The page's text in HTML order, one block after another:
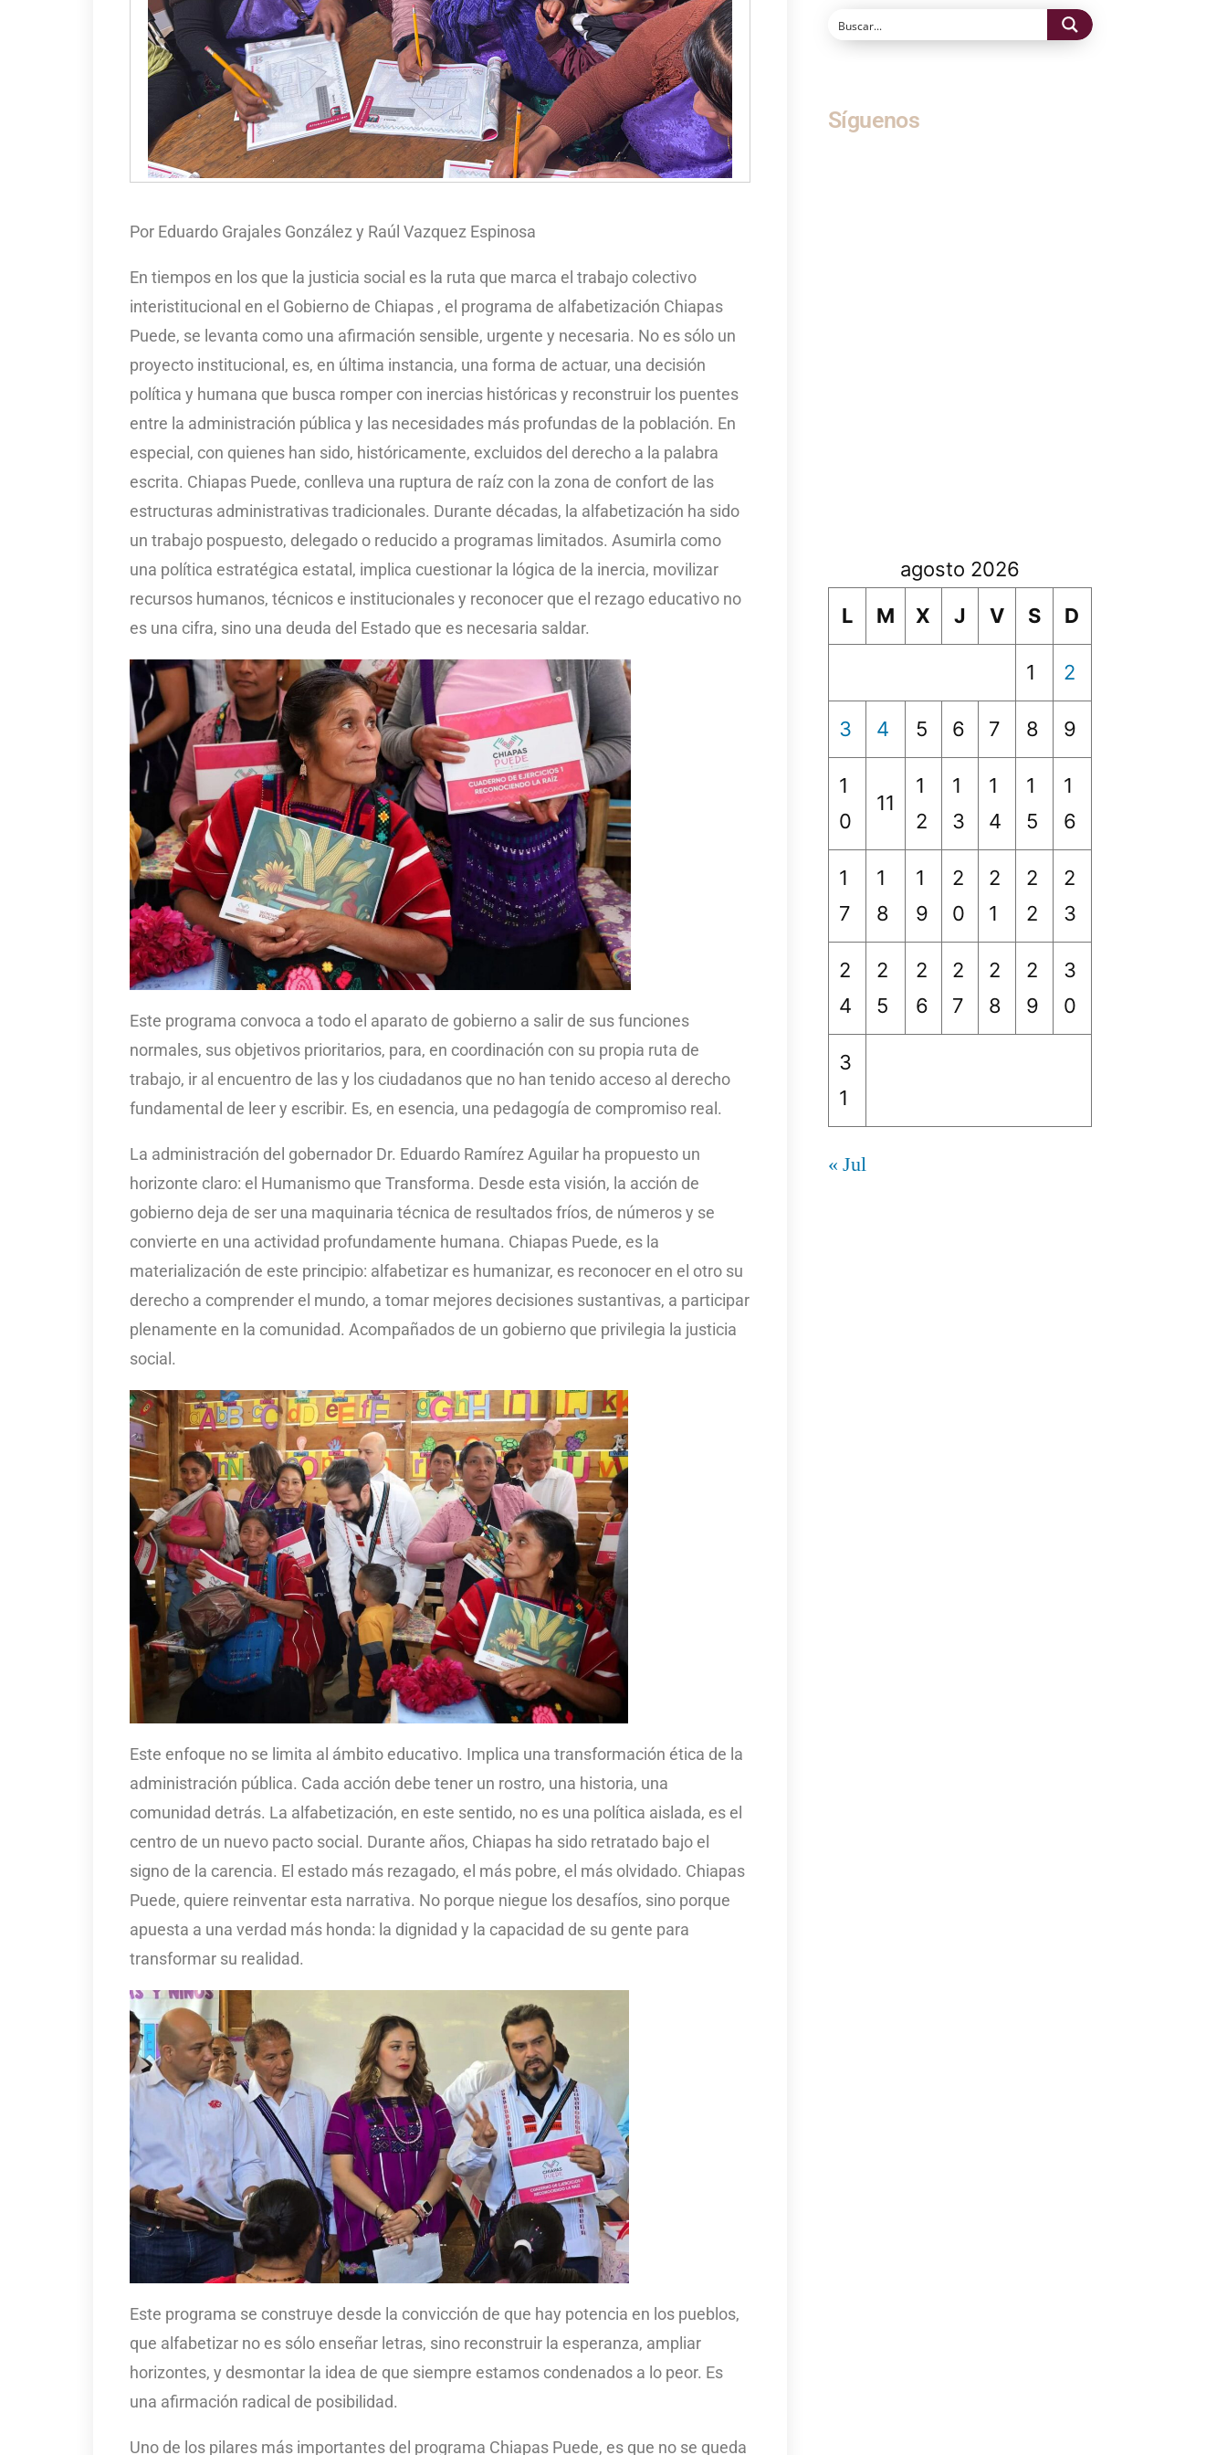
Por Eduardo Grajales González y Raúl Vazquez Espinosa
En tiempos en los que la justicia social es la ruta que marca el trabajo colectivo
interistitucional en el Gobierno de Chiapas , el programa de alfabetización Chiapas
Puede, se levanta como una afirmación sensible, urgente y necesaria. No es sólo un
proyecto institucional, es, en última instancia, una forma de actuar, una decisión
política y humana que busca romper con inercias históricas y reconstruir los puentes
entre la administración pública y las necesidades más profundas de la población. En
especial, con quienes han sido, históricamente, excluidos del derecho a la palabra
escrita. Chiapas Puede, conlleva una ruptura de raíz con la zona de confort de las
estructuras administrativas tradicionales. Durante décadas, la alfabetización ha sido
un trabajo pospuesto, delegado o reducido a programas limitados. Asumirla como
una política estratégica estatal, implica cuestionar la lógica de la inercia, movilizar
recursos humanos, técnicos e institucionales y reconocer que el rezago educativo no
es una cifra, sino una deuda del Estado que es necesaria saldar.
Este programa convoca a todo el aparato de gobierno a salir de sus funciones
normales, sus objetivos prioritarios, para, en coordinación con su propia ruta de
trabajo, ir al encuentro de las y los ciudadanos que no han tenido acceso al derecho
fundamental de leer y escribir. Es, en esencia, una pedagogía de compromiso real.
La administración del gobernador Dr. Eduardo Ramírez Aguilar ha propuesto un
horizonte claro: el Humanismo que Transforma. Desde esta visión, la acción de
gobierno deja de ser una maquinaria técnica de resultados fríos, de números y se
convierte en una actividad profundamente humana. Chiapas Puede, es la
materialización de este principio: alfabetizar es humanizar, es reconocer en el otro su
derecho a comprender el mundo, a tomar mejores decisiones sustantivas, a participar
plenamente en la comunidad. Acompañados de un gobierno que privilegia la justicia
social.
Este enfoque no se limita al ámbito educativo. Implica una transformación ética de la
administración pública. Cada acción debe tener un rostro, una historia, una
comunidad detrás. La alfabetización, en este sentido, no es una política aislada, es el
centro de un nuevo pacto social. Durante años, Chiapas ha sido retratado bajo el
signo de la carencia. El estado más rezagado, el más pobre, el más olvidado. Chiapas
Puede, quiere reinventar esta narrativa. No porque niegue los desafíos, sino porque
apuesta a una verdad más honda: la dignidad y la capacidad de su gente para
transformar su realidad.
Este programa se construye desde la convicción de que hay potencia en los pueblos,
que alfabetizar no es sólo enseñar letras, sino reconstruir la esperanza, ampliar
horizontes, y desmontar la idea de que siempre estamos condenados a lo peor. Es
una afirmación radical de posibilidad.
Uno de los pilares más importantes del programa Chiapas Puede, es que no se queda
Síguenos
agosto 2026
L
M X J V S D
1 2
3 4 5 6 7 8 9
1
0
11
1
2
1
3
1
4
1
5
1
6
1
7
1
8
1
9
2
0
2
1
2
2
2
3
2
4
2
5
2
6
2
7
2
8
2
9
3
0
3
1
« Jul